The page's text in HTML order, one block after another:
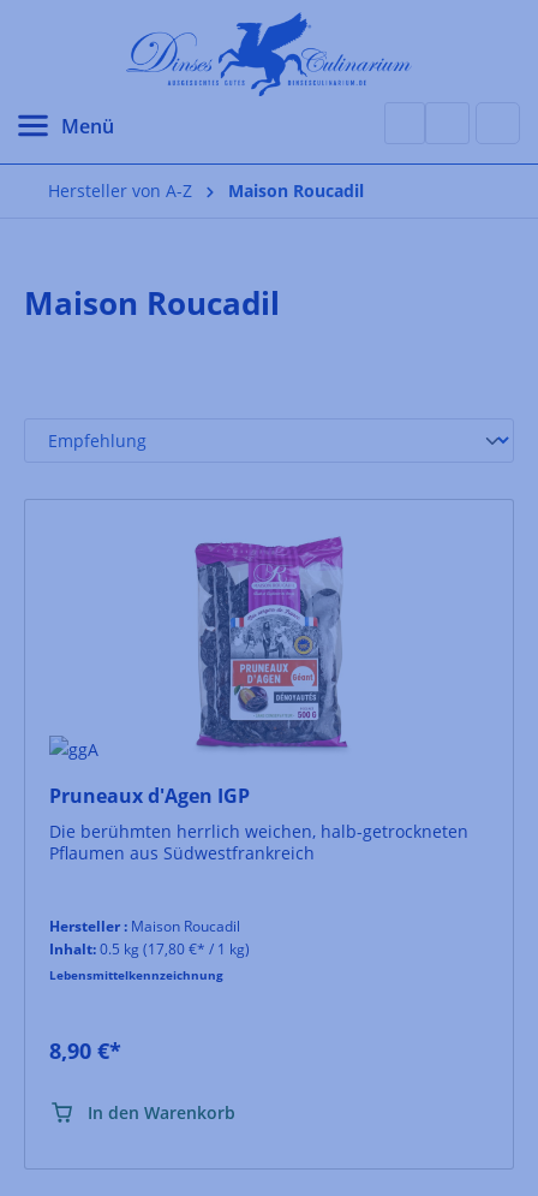
Hersteller von A-Z Maison Roucadil
Maison Roucadil
Pruneaux d'Agen IGP
Die berühmten herrlich weichen, halb-getrockneten
Pflaumen aus Südwestfrankreich
Hersteller : Maison Roucadil
Inhalt:0.5 kg (17,80 €* / 1 kg)
Lebensmittelkennzeichnung
8,90 €*
In den Warenkorb